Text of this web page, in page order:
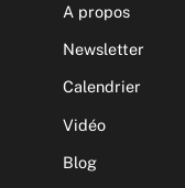
A propos
Newsletter
Calendrier
Vidéo
Blog